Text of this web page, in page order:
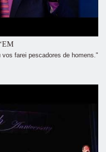
farei pescadores de homens."